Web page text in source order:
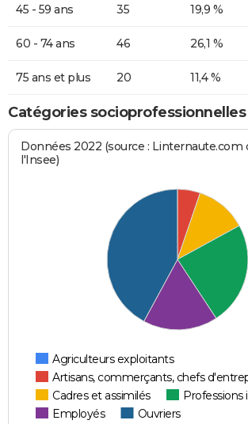
45 - 59 ans 35 19,9 %
60 - 74 ans 46 26,1 %
75 ans et plus 20 11,4 %
Catégories socioprofessionnelles
Données 2022 (source : Linternaute.com
l'Insee)
Agriculteurs exploitants
Artisans, commerçants, chefs
Cadres et assimilés
Professions
Employés
Ouvriers